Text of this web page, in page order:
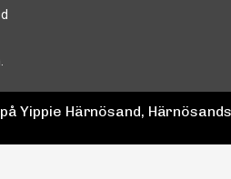
Yippie Härnösand,